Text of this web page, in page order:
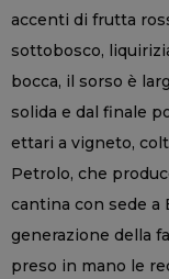
accenti di frutta
sottobosco,
bocca, il sorso è
solida e dal finale
ettari a vigneto,
Petrolo, che
cantina con sede a
generazione della
preso in mano le